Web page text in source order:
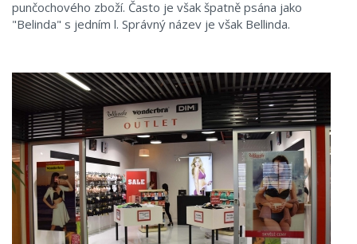
punčochového zboží. Často je však špatně psána jako
"Belinda" s jedním l. Správný název je však Bellinda.